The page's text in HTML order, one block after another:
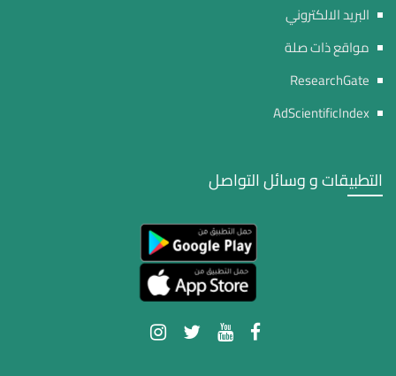
البريد الالكتروني
مواقع ذات صلة
ResearchGate
AdScientificIndex
التطبيقات و وسائل التواصل